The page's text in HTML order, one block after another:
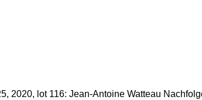
2020, lot 116: Jean-Antoine Watteau